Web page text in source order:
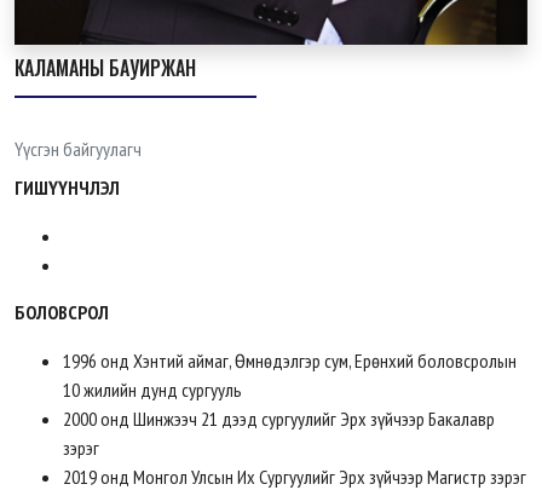
КАЛАМАНЫ БАУИРЖАН
Үүсгэн байгуулагч
ГИШҮҮНЧЛЭЛ
БОЛОВСРОЛ
1996 онд Хэнтий аймаг, Өмнөдэлгэр сум, Ерөнхий боловсролын
10 жилийн дунд сургууль
2000 онд Шинжээч 21 дээд сургуулийг Эрх зүйчээр Бакалавр
зэрэг
2019 онд Монгол Улсын Их Сургуулийг Эрх зүйчээр Магистр зэрэг